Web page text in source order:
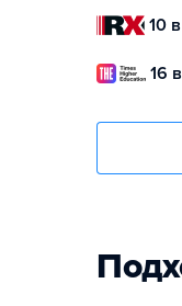
10
16